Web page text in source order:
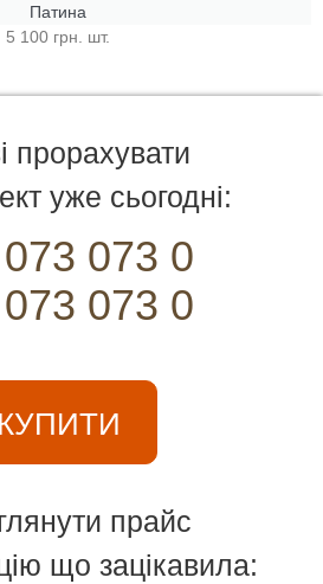
Патина
5 100 грн. шт.
прорахувати
уже сьогодні:
073 0
073 0
КУПИТИ
прайс
що зацікавила: